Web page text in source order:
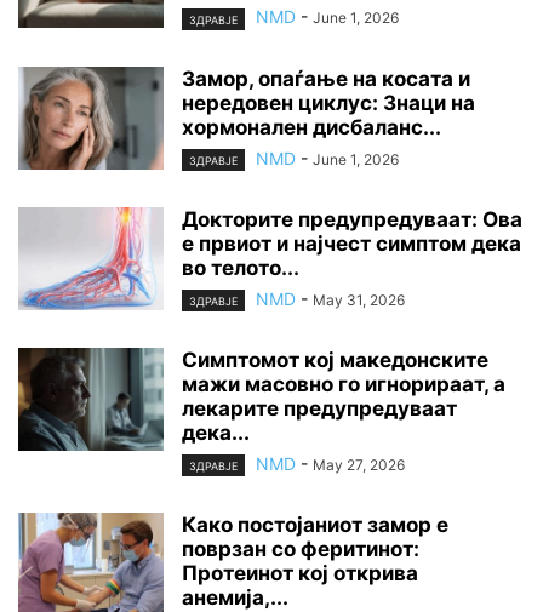
ЗДРАВЈЕ NMD - June 1, 2026
Замор, опаѓање на косата и
нередовен циклус: Знаци на
хормонален дисбаланс...
ЗДРАВЈЕ NMD - June 1, 2026
Докторите предупредуваат: Ова
е првиот и најчест симптом дека
во телото...
ЗДРАВЈЕ NMD - May 31, 2026
Симптомот кој македонските
мажи масовно го игнорираат, а
лекарите предупредуваат
дека...
ЗДРАВЈЕ NMD - May 27, 2026
Како постојаниот замор е
поврзан со феритинот:
Протеинот кој открива
анемија,...